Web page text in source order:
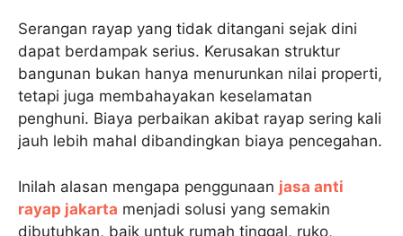
Serangan rayap yang tidak ditangani sejak dini
dapat berdampak serius. Kerusakan struktur
bangunan bukan hanya menurunkan nilai properti,
tetapi juga membahayakan keselamatan
penghuni. Biaya perbaikan akibat rayap sering kali
jauh lebih mahal dibandingkan biaya pencegahan.
Inilah alasan mengapa penggunaan jasa anti
rayap jakarta menjadi solusi yang semakin
dibutuhkan, baik untuk rumah tinggal, ruko,